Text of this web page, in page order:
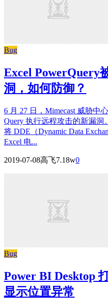
Bug
Excel PowerQuery
洞，如何防御？
6 月 27 日，Mimecast 威胁中
Query 执行远程攻击的新漏
将 DDE（Dynamic Data
Excel 电...
2019-07-08高飞7.18w0
Bug
Power BI Desktop
显示位置异常